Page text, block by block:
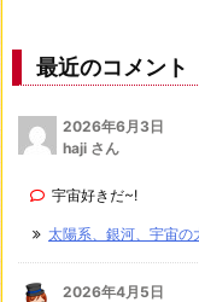
最近のコメント
2026年6月3日
haji さん
宇宙好きだ~!
太陽系、銀河、宇宙の
2026年4月5日